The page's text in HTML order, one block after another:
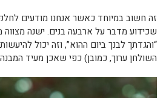
זה חשוב במיוחד כאשר אנחנו מודעים
שכידוע מדבר על ארבעה בנים. ישנה
“והגדתך לבנך ביום ההוא”, וזה יכול
השולחן ערוך, כמובן) כפי שאכן מעיד